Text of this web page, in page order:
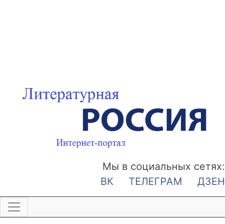
Мы в социальных сетях:
ВК
ТЕЛЕГРАМ ДЗЕН